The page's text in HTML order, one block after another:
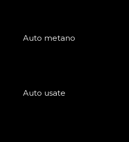
Auto metano
Auto usate